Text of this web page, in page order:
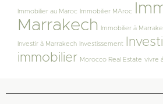
Immobilier au Maroc Immobilier MAroc
Marrakech
Immobilier à
Investir à Marrakech Investissement
immobilier Morocco Real Estate vivre